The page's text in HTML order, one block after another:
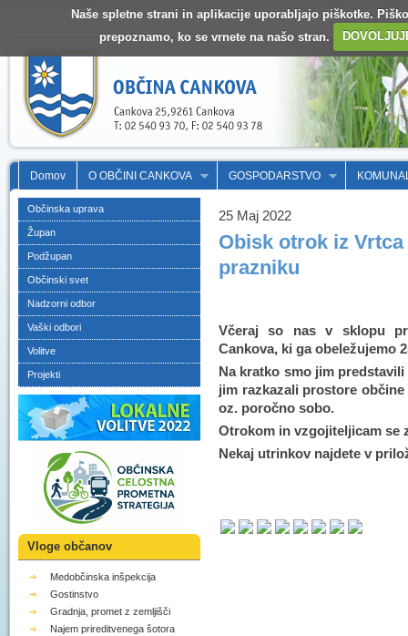
Naše spletne strani in aplikacije uporabljajo piškotke.
prepoznamo, ko se vrnete na našo stran.
Domov O OBČINI CANKOVA GOSPODARSTVO
Občinska uprava
Župan
Podžupan
Občinski svet
Nadzorni odbor
Vaški odbori
Volitve
Projekti
Vloge občanov
Medobčinska inšpekcija
Gostinstvo
Gradnja, promet z zemljišči
Najem prireditvenega šotora
25 Maj 2022
Obisk otrok iz
prazniku
Včeraj so nas v sklopu
Cankova, ki ga obeležujemo
Na kratko smo jim
jim razkazali prostore
oz. poročno sobo.
Otrokom in vzgojiteljicam se
Nekaj utrinkov najdete v